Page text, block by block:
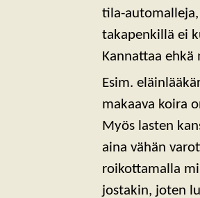
tila-
takapenkillä ei
Kannattaa
Esim.
makaava koira
Myös lasten
aina vähän
roikottamalla
jostakin, joten